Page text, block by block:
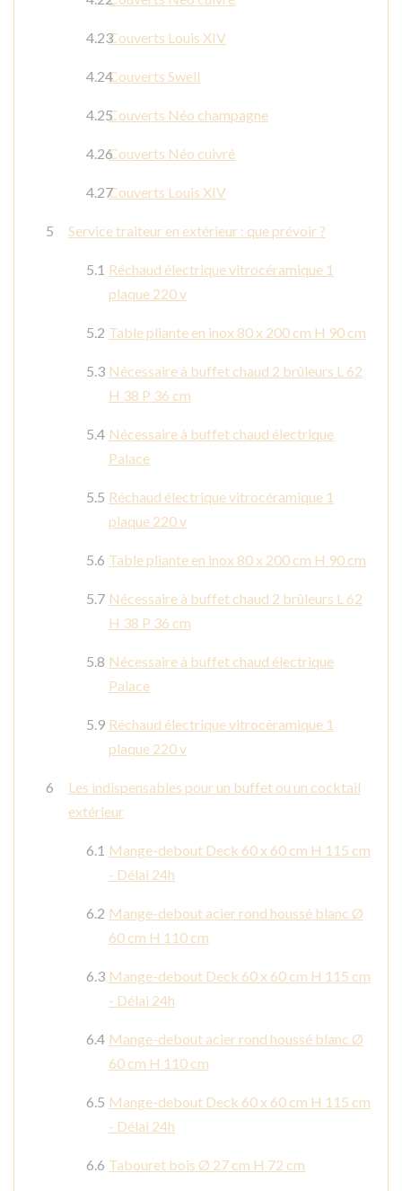
Couverts Louis XIV
Couverts Swell
Couverts Néo champagne
Couverts Néo cuivré
Couverts Louis XIV
Service traiteur en extérieur : que prévoir ?
Réchaud électrique vitrocéramique 1
plaque 220 v
Table pliante en inox 80 x 200 cm H 90 cm
Nécessaire à buffet chaud 2 brûleurs L 62
H 38 P 36 cm
Nécessaire à buffet chaud électrique
Palace
Réchaud électrique vitrocéramique 1
plaque 220 v
Table pliante en inox 80 x 200 cm H 90 cm
Nécessaire à buffet chaud 2 brûleurs L 62
H 38 P 36 cm
Nécessaire à buffet chaud électrique
Palace
Réchaud électrique vitrocéramique 1
plaque 220 v
Les indispensables pour un buffet ou un cocktail
extérieur
Mange-debout Deck 60 x 60 cm H 115 cm
- Délai 24h
Mange-debout acier rond houssé blanc Ø
60 cm H 110 cm
Mange-debout Deck 60 x 60 cm H 115 cm
- Délai 24h
Mange-debout acier rond houssé blanc Ø
60 cm H 110 cm
Mange-debout Deck 60 x 60 cm H 115 cm
- Délai 24h
Tabouret bois Ø 27 cm H 72 cm